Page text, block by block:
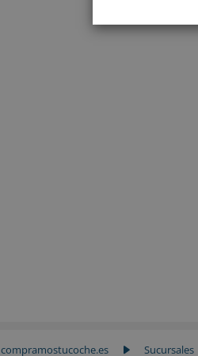
compramostucoche.es Sucursales